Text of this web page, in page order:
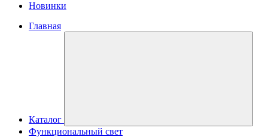
Новинки
Главная
Каталог
Функциональный свет